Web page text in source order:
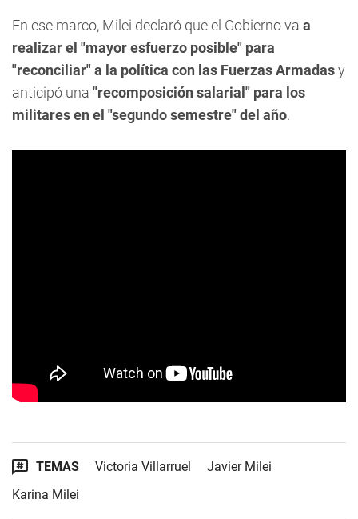
En ese marco, Milei declaró que el Gobierno va a
realizar el "mayor esfuerzo posible" para
"reconciliar" a la política con las Fuerzas Armadasy
anticipó una "recomposición salarial" para los
militares en el "segundo semestre" del año.
TEMAS Victoria Villarruel
Javier Milei
Karina Milei